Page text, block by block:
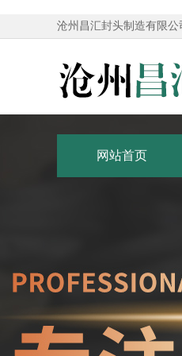
沧州昌汇封头制造有限公
网站首页